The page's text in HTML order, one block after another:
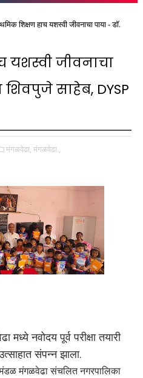
शिक्षण हाच यशस्वी जीवनाचा पाया - डॉ.
यशस्वी जीवनाचा
साहेब, DYSP
मंगळवेढा, मंगळवेढा.,
नवोदय पूर्व परीक्षा तयारी
संपन्न झाला.
मंगळवेढा संचलित नगरपालिका